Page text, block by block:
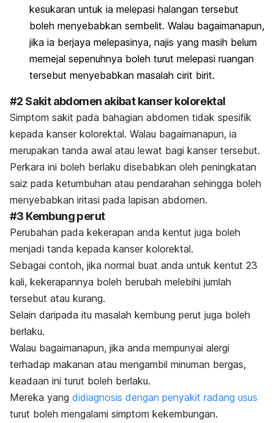
kesukaran untuk ia melepasi halangan tersebut
boleh menyebabkan sembelit. Walau bagaimanapun,
jika ia berjaya melepasinya, najis yang masih belum
memejal sepenuhnya boleh turut melepasi ruangan
tersebut menyebabkan masalah cirit birit.
#2 Sakit abdomen akibat kanser kolorektal
Simptom sakit pada bahagian abdomen tidak spesifik
kepada kanser kolorektal. Walau bagaimanapun, ia
merupakan tanda awal atau lewat bagi kanser tersebut.
Perkara ini boleh berlaku disebabkan oleh peningkatan
saiz pada ketumbuhan atau pendarahan sehingga boleh
menyebabkan iritasi pada lapisan abdomen.
#3 Kembung perut
Perubahan pada kekerapan anda kentut juga boleh
menjadi tanda kepada kanser kolorektal.
Sebagai contoh, jika normal buat anda untuk kentut 23
kali, kekerapannya boleh berubah melebihi jumlah
tersebut atau kurang.
Selain daripada itu masalah kembung perut juga boleh
berlaku.
Walau bagaimanapun, jika anda mempunyai alergi
terhadap makanan atau mengambil minuman bergas,
keadaan ini turut boleh berlaku.
Mereka yang didiagnosis dengan penyakit radang usus
turut boleh mengalami simptom kekembungan.